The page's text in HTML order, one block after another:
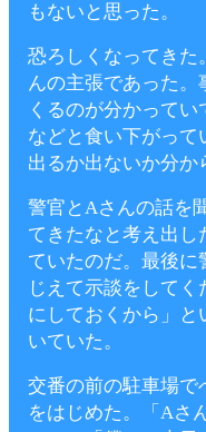
もないと思った。
恐ろしくなってきた
んの主張であった。
くるのが分かって
などと食い下がって
出るか出ないか分か
警官とAさんの話を
てきたなと考え出し
ていたのだ。最後に
じえて示談をしてく
にしておくから」
いていた。
交番の前の駐車場で
をはじめた。「Aさ